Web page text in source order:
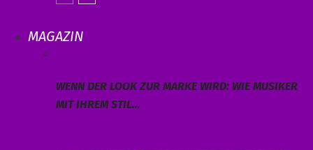
MAGAZIN
WENN DER LOOK ZUR MARKE WIRD: WIE MUSIKER
MIT IHREM STIL…